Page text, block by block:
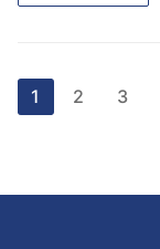
Paginación
de
1 2 3